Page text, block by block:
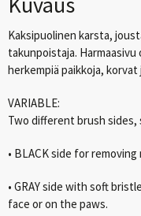
Kaksipuolinen karsta,
takunpoistaja.
herkempiä paikkoja,
VARIABLE:
Two different brush sides,
• BLACK side for
• GRAY side with soft
face or on the paws.